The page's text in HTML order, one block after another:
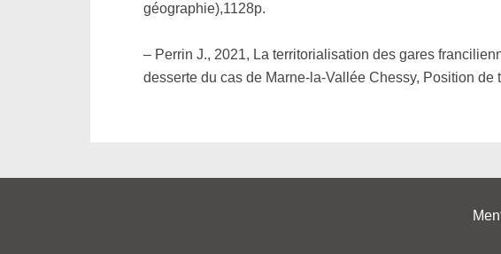
géographie),1128p.
– Perrin J., 2021, La territorialisation des gares
desserte du cas de Marne-la-Vallée Chessy, Position de